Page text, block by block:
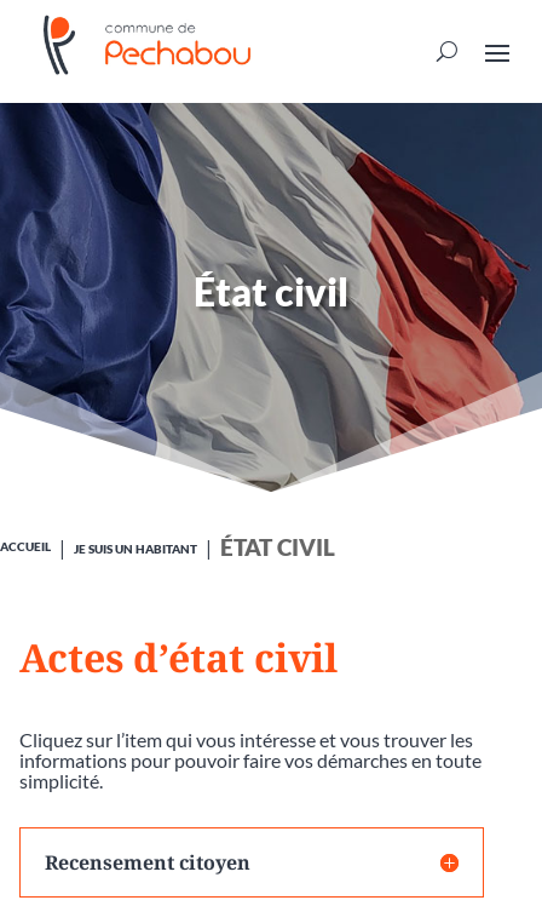
État civil
ACCUEIL JE SUIS UN HABITANT ÉTAT CIVIL
Actes d’état civil
Cliquez sur l’item qui vous intéresse et vous trouver les
informations pour pouvoir faire vos démarches en toute
simplicité.
Recensement citoyen